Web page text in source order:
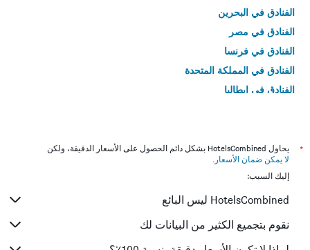
الفنادق في البحرين
الفنادق في مصر
الفنادق في فرنسا
الفنادق في المملكة المتحدة
الفنادق في إيطاليا
*
يحاول HotelsCombined بشكل دائم الحصول على الأسعار الدقيقة، ولكن
لا يمكن ضمان الأسعار .
إليك السبب:
HotelsCombined ليس البائع
نقوم بتجميع الكثير من البيانات لك